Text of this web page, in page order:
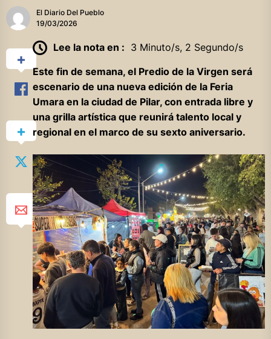
El Diario Del Pueblo
19/03/2026
Lee la nota en : 3 Minuto/s, 2 Segundo/s
Este fin de semana, el Predio de la Virgen será
escenario de una nueva edición de la Feria
Umara en la ciudad de Pilar, con entrada libre y
una grilla artística que reunirá talento local y
regional en el marco de su sexto aniversario.